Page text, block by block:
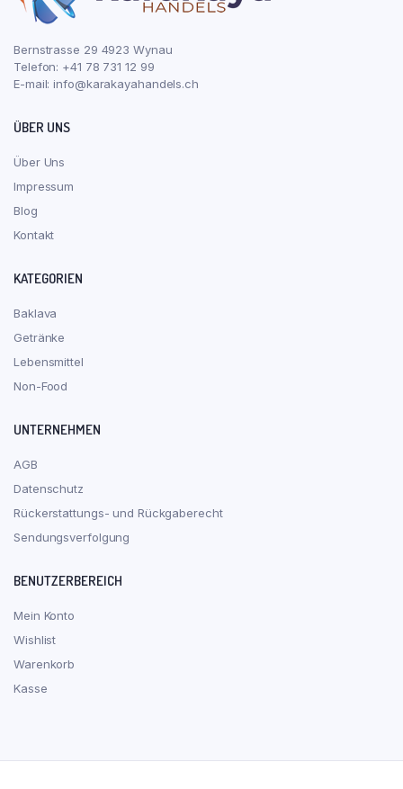
Bernstrasse 29 4923 Wynau
Telefon: +41 78 731 12 99
E-mail:info@karakayahandels.ch
ÜBER UNS
Über Uns
Impressum
Blog
Kontakt
KATEGORIEN
Baklava
Getränke
Lebensmittel
Non-Food
UNTERNEHMEN
AGB
Datenschutz
Rückerstattungs- und Rückgaberecht
Sendungsverfolgung
BENUTZERBEREICH
Mein Konto
Wishlist
Warenkorb
Kasse